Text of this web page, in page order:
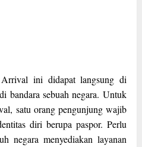
ini didapat langsung di
bandara sebuah negara. Untuk
satu orang pengunjung wajib
diri berupa paspor. Perlu
negara menyediakan layanan